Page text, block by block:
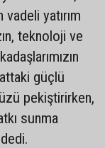
yatırım
teknoloji ve
güçlü
pekiştirirken,
sunma